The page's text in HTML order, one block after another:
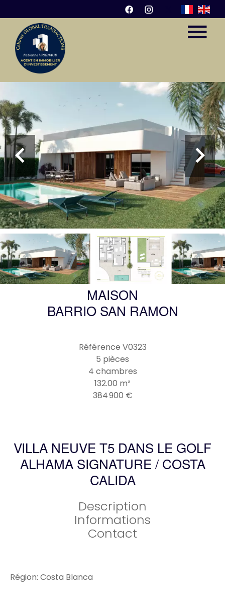
MAISON
BARRIO SAN RAMON
Référence V0323
5 pièces
4 chambres
132.00 m²
384 900 €
VILLA NEUVE T5 DANS LE GOLF
ALHAMA SIGNATURE / COSTA
CALIDA
Description
Informations
Contact
Région: Costa Blanca